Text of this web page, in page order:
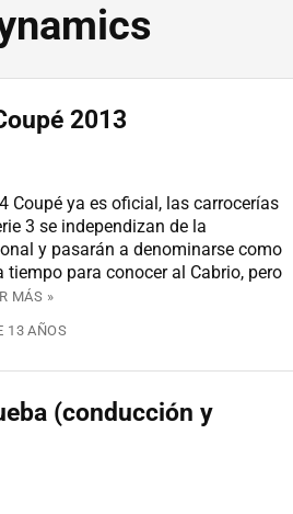
2013
Coupé ya es oficial, las carrocerías
3 se independizan de la
y pasarán a denominarse como
tiempo para conocer al Cabrio, pero
MÁS »
13 AÑOS
(conducción y